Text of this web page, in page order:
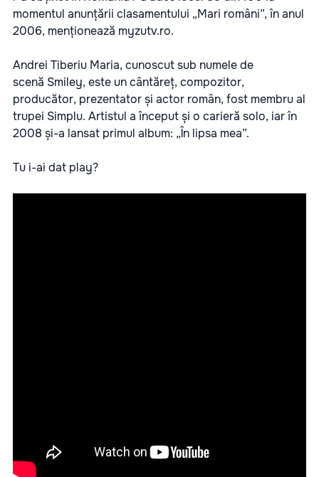
momentul anunțării clasamentului „Mari români”, în anul
2006, menționează myzutv.ro.
Andrei Tiberiu Maria, cunoscut sub numele de
scenă Smiley, este un cântăreț, compozitor,
producător, prezentator și actor român, fost membru al
trupei Simplu. Artistul a început și o carieră solo, iar în
2008 și-a lansat primul album: „În lipsa mea”.
Tu i-ai dat play?